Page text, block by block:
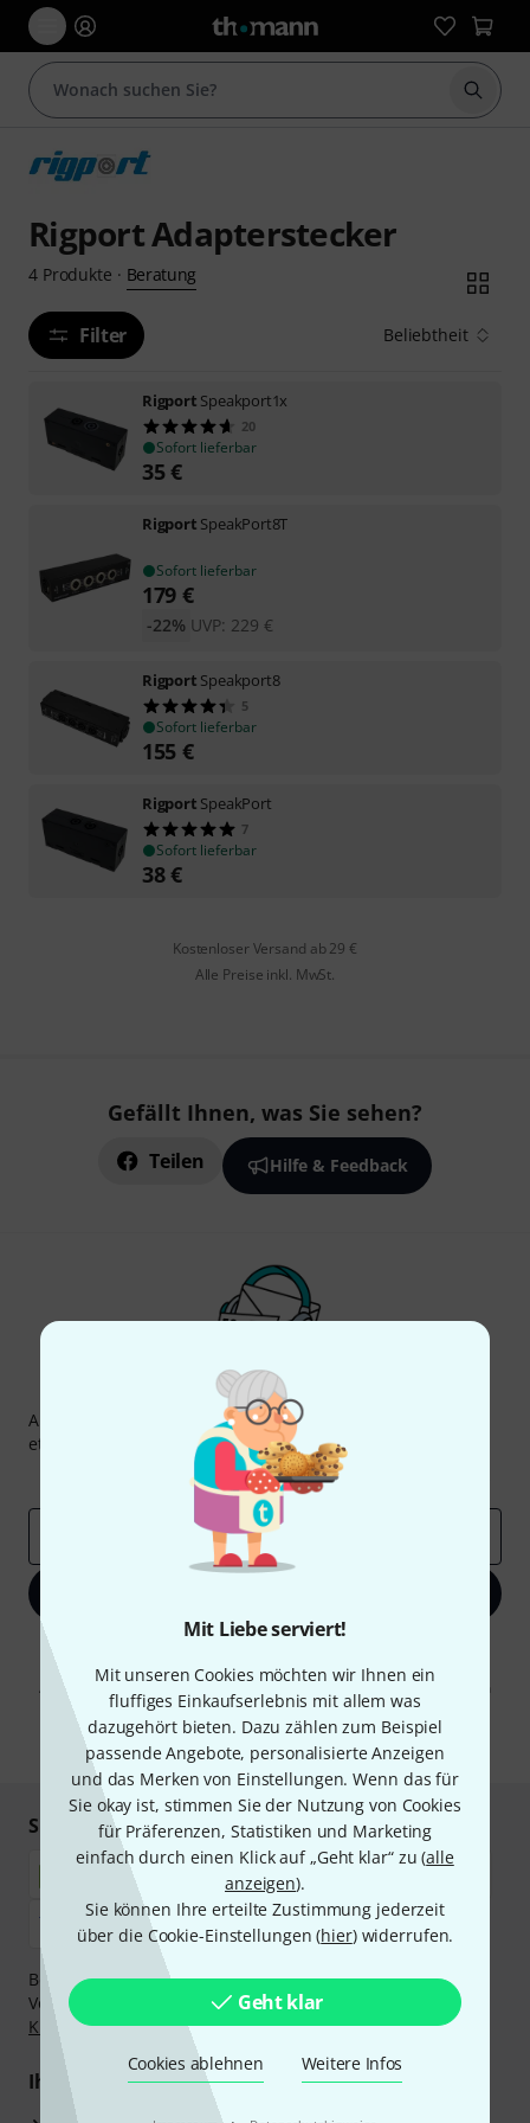
Mit Liebe serviert!
Mit unseren Cookies möchten wir Ihnen ein
fluffiges Einkaufserlebnis mit allem was
dazugehört bieten. Dazu zählen zum Beispiel
passende Angebote, personalisierte Anzeigen
und das Merken von Einstellungen. Wenn das für
Sie okay ist, stimmen Sie der Nutzung von Cookies
für Präferenzen, Statistiken und Marketing
einfach durch einen Klick auf „Geht klar“ zu (alle
anzeigen).
Sie können Ihre erteilte Zustimmung jederzeit
über die Cookie-Einstellungen (hier) widerrufen.
Geht klar
Cookies ablehnen Weitere Infos
Suche
Rigport Adapterstecker
4 Produkte · Beratung
Filter Beliebtheit
Rigport Speakport1x
20
Sofort lieferbar
35€
Rigport SpeakPort8T
Sofort lieferbar
179 €
UVP: 229 €
-22%
Rigport Speakport8
5
Sofort lieferbar
155 €
Rigport SpeakPort
7
Sofort lieferbar
38€
Kostenloser Versand ab 29 €
Alle Preise inkl. MwSt.
Gefällt Ihnen, was Sie sehen?
Teilen Hilfe & Feedback
Thomann Newsletter
Abonniere den Thomann Newsletter und gewinne mit
etwas Glück einen von50 Gutscheinenüber jeweils
Inspirierende Beiträge
Deals
Mit Klick auf „Jetzt anmelden“ stimmen Sie dem Erhalt von E-Mail-
Werbung und einer Messung des E-Mail-Nutzungsverhaltens zu. Die
Abmeldung ist jederzeit möglich. Weitere Informationen finden Sie in
unserenDatenschutzhinweisen.
* Pflichtfeld
Sicher einkaufen & bezahlen
Bezahlen Sie vertraulich und sicher per Nachnahme,
Vorkasse, PayPal, Amazon Pay,Klarna Sofort bezahlen
,
Klarna Ratenzahlungoder Kreditkarte.
Ihre Vorteile